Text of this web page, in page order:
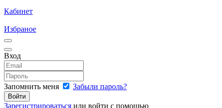
Кабинет
Избраное
Вход
Запомнить меня Забыли пароль?
Зарегистрироваться или войти с помощью